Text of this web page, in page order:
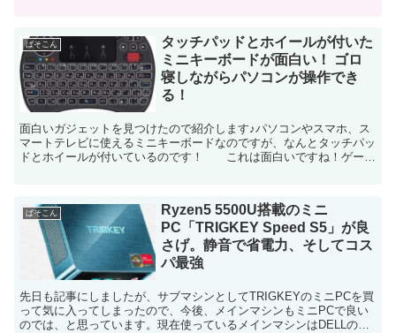
ぱそこん
タッチパッドとホイールが付いた
ミニキーボードが面白い！ ゴロ
寝しながらパソコンが操作でき
る！
面白いガジェットを見つけたので紹介します♪パソコンやスマホ、ス
マートテレビに使えるミニキーボードなのですが、なんとタッチパッ
ドとホイールが付いているのです！ これは面白いですね！ゲーム
ぱそこん
Ryzen5 5500U搭載のミニ
PC「TRIGKEY Speed S5」が良
さげ。静音で省電力、そしてコス
パ最強
先日も記事にしましたが、サブマシンとしてTRIGKEYのミニPCを買
って気に入ってしまったので、今後、メインマシンもミニPCで良い
のでは、と思っています。現在使っているメインマシンはDELLの